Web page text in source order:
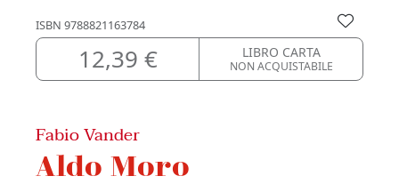
ISBN 9788821163784
12,39 € LIBRO CARTA
NON ACQUISTABILE
Fabio Vander
Aldo Moro